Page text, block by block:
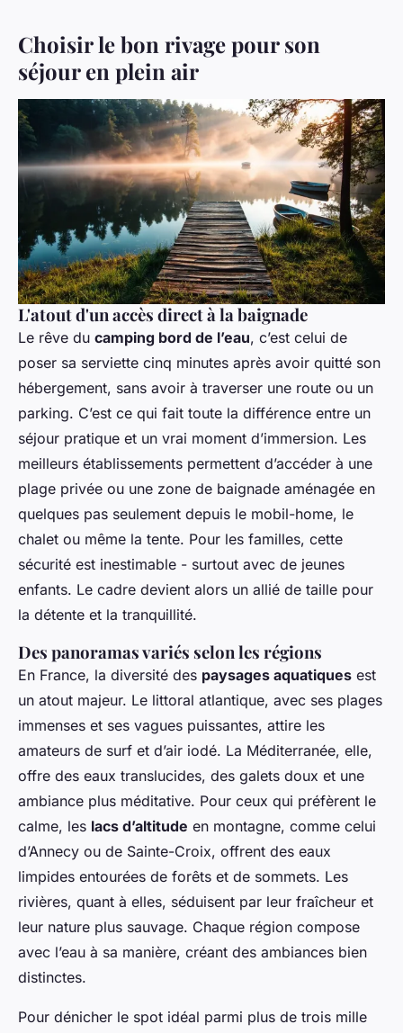
Choisir le bon rivage pour son
séjour en plein air
L'atout d'un accès direct à la baignade
Le rêve du camping bord de l’eau, c’est celui de
poser sa serviette cinq minutes après avoir quitté son
hébergement, sans avoir à traverser une route ou un
parking. C’est ce qui fait toute la différence entre un
séjour pratique et un vrai moment d’immersion. Les
meilleurs établissements permettent d’accéder à une
plage privée ou une zone de baignade aménagée en
quelques pas seulement depuis le mobil-home, le
chalet ou même la tente. Pour les familles, cette
sécurité est inestimable - surtout avec de jeunes
enfants. Le cadre devient alors un allié de taille pour
la détente et la tranquillité.
Des panoramas variés selon les régions
En France, la diversité des paysages aquatiques est
un atout majeur. Le littoral atlantique, avec ses plages
immenses et ses vagues puissantes, attire les
amateurs de surf et d’air iodé. La Méditerranée, elle,
offre des eaux translucides, des galets doux et une
ambiance plus méditative. Pour ceux qui préfèrent le
calme, les lacs d’altitude en montagne, comme celui
d’Annecy ou de Sainte-Croix, offrent des eaux
limpides entourées de forêts et de sommets. Les
rivières, quant à elles, séduisent par leur fraîcheur et
leur nature plus sauvage. Chaque région compose
avec l’eau à sa manière, créant des ambiances bien
distinctes.
Pour dénicher le spot idéal parmi plus de trois mille